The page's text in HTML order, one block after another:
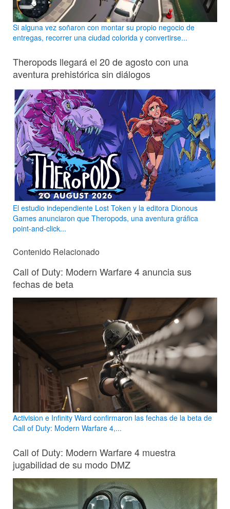
Si alguna vez soñaron con montar su propio negocio de
entregas, recorrer una ciudad colorida y convertirse...
Theropods llegará el 20 de agosto con una
aventura prehistórica sin diálogos
El estudio independiente Lost Token y la editora Dionous
Games anunciaron que Theropods, una aventura gráfica
point-and-click...
Contenido Relacionado
Call of Duty: Modern Warfare 4 anuncia sus
fechas de beta
Activision e Infinity Ward confirmaron las fechas de la beta de
Call of Duty: Modern Warfare 4,...
Call of Duty: Modern Warfare 4 muestra
jugabilidad de su modo DMZ